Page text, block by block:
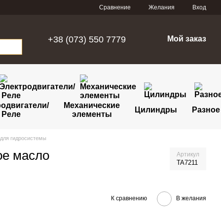
Сравнение Желания Вход
+38 (073) 550 7779 Мой заказ
Реле
Механические
элементы
Цилиндры Разное
гидросистемы
масло Артикул
TA7211
К сравнению В желания